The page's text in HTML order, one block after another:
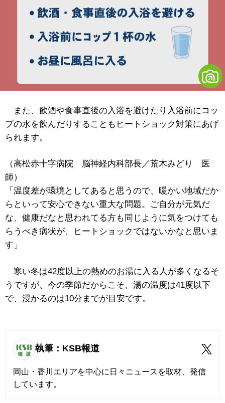
また、飲酒や食事直後の入浴を避けたり入浴前にコッ
プの水を飲んだりすることもヒートショック対策にあげ
られます。
（高松赤十字病院 脳神経内科部長／荒木みどり 医
師）
「温度差が環境としてあると思うので、暖かい地域だか
らといって安心できない重大な問題。ご自分が元気だ
な、健康だなと思われてる方も同じように気をつけても
らうべき病状が、ヒートショックではないかなと思いま
す」
寒い冬は42度以上の熱めのお湯に入る人が多くなるそ
うですが、今の季節だからこそ、湯の温度は41度以下
で、浸かるのは10分までが目安です。
執筆：KSB報道
岡山・香川エリアを中心に日々ニュースを取材、発信
しています。